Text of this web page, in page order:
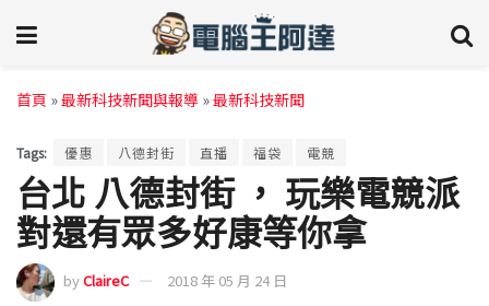
首頁 »最新科技新聞與報導 »最新科技新聞
Tags: 優惠 八德封街 直播 福袋 電競
台北 八德封街 ， 玩樂電競派
對還有眾多好康等你拿
byClaireC 2018 年 05 月 24 日